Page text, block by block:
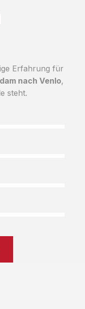
Erfahrung für
nach Venlo,
steht.